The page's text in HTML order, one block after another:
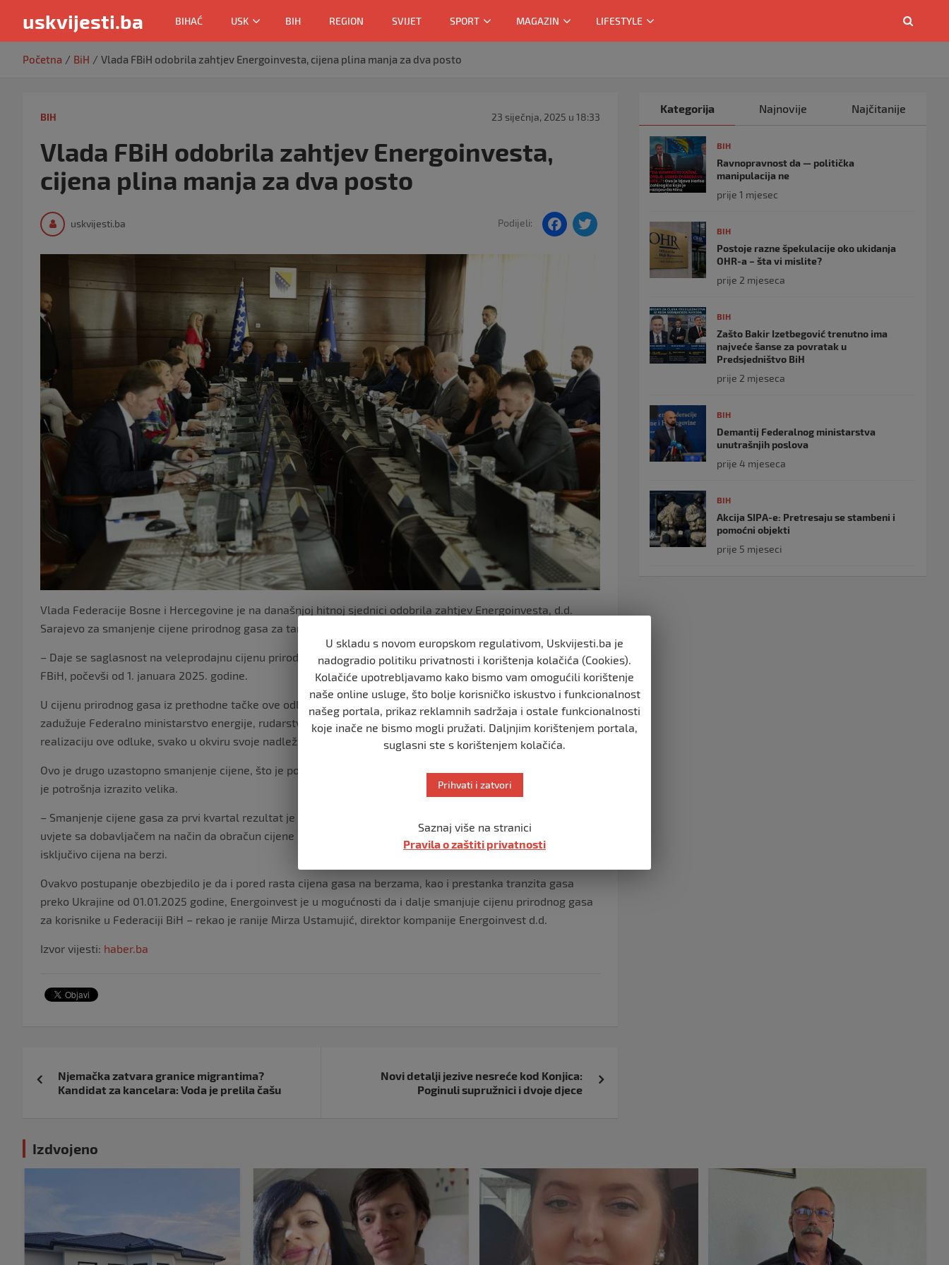
uskvijesti.ba BIHAĆ USK BIH REGION SVIJET SPORT MAGAZIN LIFESTYLE
Početna BiH Vlada FBiH odobrila zahtjev Energoinvesta, cijena plina manja za dva posto
BIH 23 siječnja, 2025 u 18:33
Vlada FBiH odobrila zahtjev Energoinvesta,
cijena plina manja za dva posto
uskvijesti.ba Podijeli:
F
o
k
Vlada Federacije Bosne i Hercegovine je na današnjoj hitnoj sjednici odobrila zahtjev Energoinvesta, d.d.
Sarajevo za smanjenje cijene prirodnog gasa za tarifne kupce za 2 posto.
– Daje se saglasnost na veleprodajnu cijenu prirodnog gasa za distributivna privredna društva na području
FBiH, počevši od 1. januara 2025. godine.
U cijenu prirodnog gasa iz prethodne tačke ove odluke nije uračunat porez na dodatnu vrijednost. Vlada FBiH
zadužuje Federalno ministarstvo energije, rudarstva i industrije, te Federalno ministarstvo trgovine za
realizaciju ove odluke, svako u okviru svoje nadležnosti.
Ovo je drugo uzastopno smanjenje cijene, što je posebno bitno jer dolazi u najhladnijim danima u godini kada
je potrošnja izrazito velika.
– Smanjenje cijene gasa za prvi kvartal rezultat je činjenice da Energoinvest ima ostvarene dogovorene
uvjete sa dobavljačem na način da obračun cijene prirodnog gasa se radi po osnovu gasne formule, a ne
isključivo cijena na berzi.
Ovakvo postupanje obezbjedilo je da i pored rasta cijena gasa na berzama, kao i prestanka tranzita gasa
preko Ukrajine od 01.01.2025 godine, Energoinvest je u mogućnosti da i dalje smanjuje cijenu prirodnog gasa
za korisnike u Federaciji BiH – rekao je ranije Mirza Ustamujić, direktor kompanije Energoinvest d.d.
Izvor vijesti: haber.ba
objava
Njemačka zatvara granice migrantima?
Kandidat za kancelara: Voda je prelila čašu
Novi detalji jezive nesreće kod Konjica:
Poginuli supružnici i dvoje djece
Kategorija Najnovije Najčitanije
BIH
Ravnopravnost da — politička
manipulacija ne
prije 1 mjesec
BIH
Postoje razne špekulacije oko ukidanja
OHR-a – šta vi mislite?
prije 2 mjeseca
BIH
Zašto Bakir Izetbegović trenutno ima
najveće šanse za povratak u
Predsjedništvo BiH
prije 2 mjeseca
BIH
Demantij Federalnog ministarstva
unutrašnjih poslova
prije 4 mjeseca
BIH
Akcija SIPA-e: Pretresaju se stambeni i
pomoćni objekti
prije 5 mjeseci
Izdvojeno
U skladu s novom europskom regulativom, Uskvijesti.ba je
nadogradio politiku privatnosti i korištenja kolačića (Cookies).
Kolačiće upotrebljavamo kako bismo vam omogućili korištenje
naše online usluge, što bolje korisničko iskustvo i funkcionalnost
našeg portala, prikaz reklamnih sadržaja i ostale funkcionalnosti
koje inače ne bismo mogli pružati. Daljnjim korištenjem portala,
suglasni ste s korištenjem kolačića.
Prihvati i zatvori
Saznaj više na stranici
Pravila o zaštiti privatnosti